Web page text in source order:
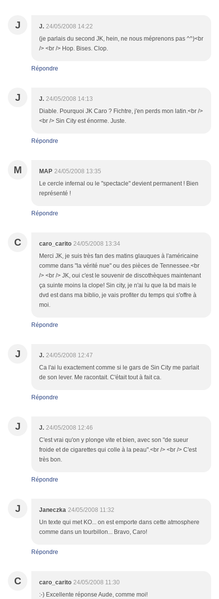
J J. 24/05/2008 14:22
(je parlais du second JK, hein, ne nous méprenons pas ^^)<br
/> <br /> Hop. Bises. Clop.
Répondre
J J. 24/05/2008 14:13
Diable. Pourquoi JK Caro ? Fichtre, j'en perds mon latin.<br />
<br /> Sin City est énorme. Juste.
Répondre
M MAP 24/05/2008 13:35
Le cercle infernal ou le "spectacle" devient permanent ! Bien
représenté !
Répondre
C caro_carito 24/05/2008 13:34
Merci JK, je suis très fan des matins glauques à l'américaine
comme dans "la vérité nue" ou des pièces de Tennessee.<br
/> <br /> JK, oui c'est le souvenir de discothèques maintenant
ça suinte moins la clope! Sin city, je n'ai lu que la bd mais le
dvd est dans ma biblio, je vais profiter du temps qui s'offre à
moi.
Répondre
J J. 24/05/2008 12:47
Ca l'ai lu exactement comme si le gars de Sin City me parlait
de son lever. Me racontait. C'était tout à fait ca.
Répondre
J J. 24/05/2008 12:46
C'est vrai qu'on y plonge vite et bien, avec son "de sueur
froide et de cigarettes qui colle à la peau".<br /> <br /> C'est
très bon.
Répondre
J Janeczka 24/05/2008 11:32
Un texte qui met KO... on est emporte dans cette atmosphere
comme dans un tourbillon... Bravo, Caro!
Répondre
C caro_carito 24/05/2008 11:30
:-) Excellente réponse Aude, comme moi!